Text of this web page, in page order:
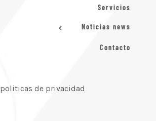
Servicios
Noticias news
Contacto
politicas de privacidad